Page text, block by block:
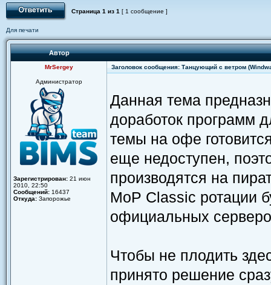
Страница 1 из 1 [ 1 сообщение ]
Для печати
Автор
MrSergey Заголовок сообщения: Танцующий с ветром
Администратор
Зарегистрирован: 21 июн
2010, 22:50
Сообщений: 16437
Откуда: Запорожье
Данная тема
доработок программ
темы на офе
еще недоступен,
производятся на
MoP Classic ротации
официальных
Чтобы не плодить
принято решение